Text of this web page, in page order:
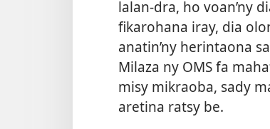
lalan-dra, ho voan’ny
fikarohana iray, dia
anatin’ny herintaona
Milaza ny OMS fa
misy mikraoba, sady
aretina ratsy be.